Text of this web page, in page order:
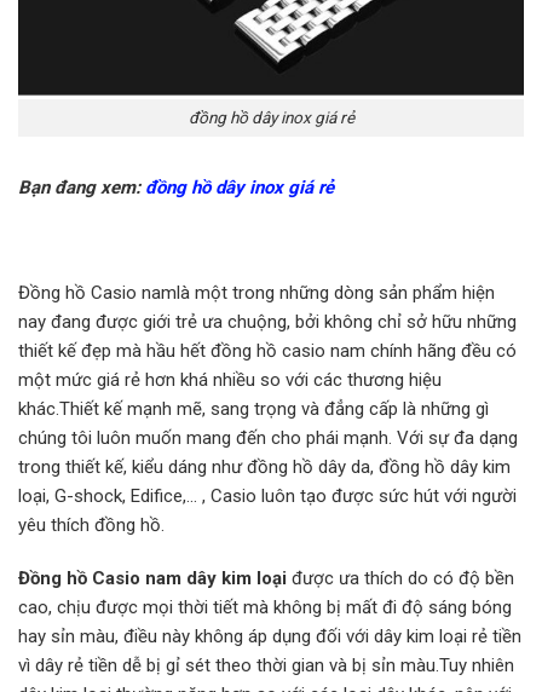
đồng hồ dây inox giá rẻ
Bạn đang xem: đồng hồ dây inox giá rẻ
Đồng hồ Casio namlà một trong những dòng sản phẩm hiện
nay đang được giới trẻ ưa chuộng, bởi không chỉ sở hữu những
thiết kế đẹp mà hầu hết đồng hồ casio nam chính hãng đều có
một mức giá rẻ hơn khá nhiều so với các thương hiệu
khác.Thiết kế mạnh mẽ, sang trọng và đẳng cấp là những gì
chúng tôi luôn muốn mang đến cho phái mạnh. Với sự đa dạng
trong thiết kế, kiểu dáng như đồng hồ dây da, đồng hồ dây kim
loại, G-shock, Edifice,… , Casio luôn tạo được sức hút với người
yêu thích đồng hồ.
Đồng hồ Casio nam dây kim loại được ưa thích do có độ bền
cao, chịu được mọi thời tiết mà không bị mất đi độ sáng bóng
hay sỉn màu, điều này không áp dụng đối với dây kim loại rẻ tiền
vì dây rẻ tiền dễ bị gỉ sét theo thời gian và bị sỉn màu.Tuy nhiên